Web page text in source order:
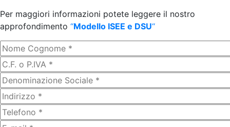
Per maggiori informazioni potete leggere il nostro
approfondimento “Modello ISEE e DSU“